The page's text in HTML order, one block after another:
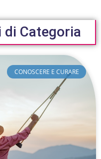
Categoria
CONOSCERE E CURARE